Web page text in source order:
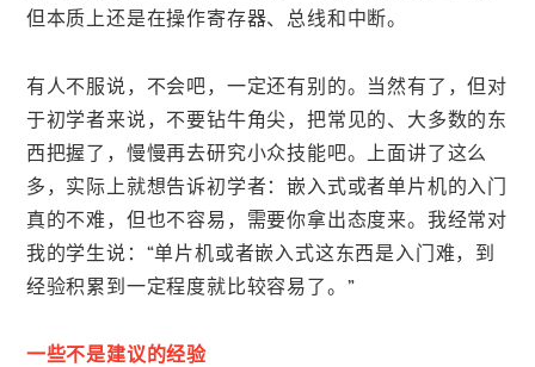
但本质上还是在操作寄存器、总线和中断。
有人不服说，不会吧，一定还有别的。当然有了，但对
于初学者来说，不要钻牛角尖，把常见的、大多数的东
西把握了，慢慢再去研究小众技能吧。上面讲了这么
多，实际上就想告诉初学者：嵌入式或者单片机的入门
真的不难，但也不容易，需要你拿出态度来。我经常对
我的学生说：“单片机或者嵌入式这东西是入门难，到
经验积累到一定程度就比较容易了。”
一些不是建议的经验